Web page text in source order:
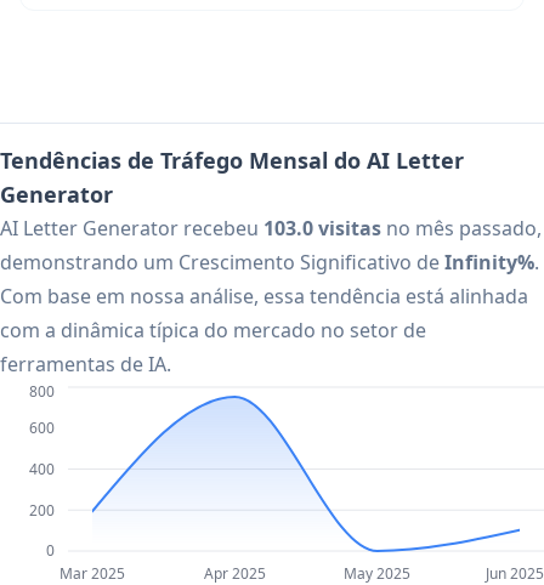
Tendências de Tráfego Mensal do AI Letter
Generator
AI Letter Generator recebeu 103.0 visitas no mês passado,
demonstrando um Crescimento Significativo deInfinity%.
Com base em nossa análise, essa tendência está alinhada
com a dinâmica típica do mercado no setor de
ferramentas de IA.
Mar 2025 Apr 2025 May 2025 Jun 2025
0
200
400
600
800